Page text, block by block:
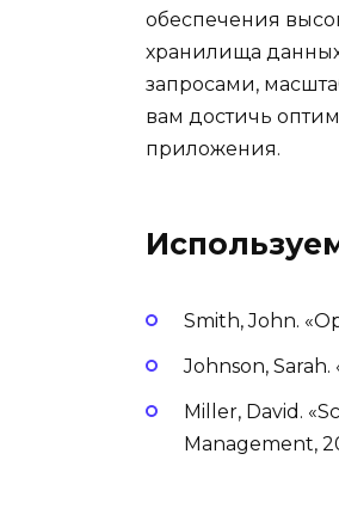
обеспечения
хранилища
запросами,
вам достичь
приложения.
Smith, John.
Johnson,
Miller, David.
Management,